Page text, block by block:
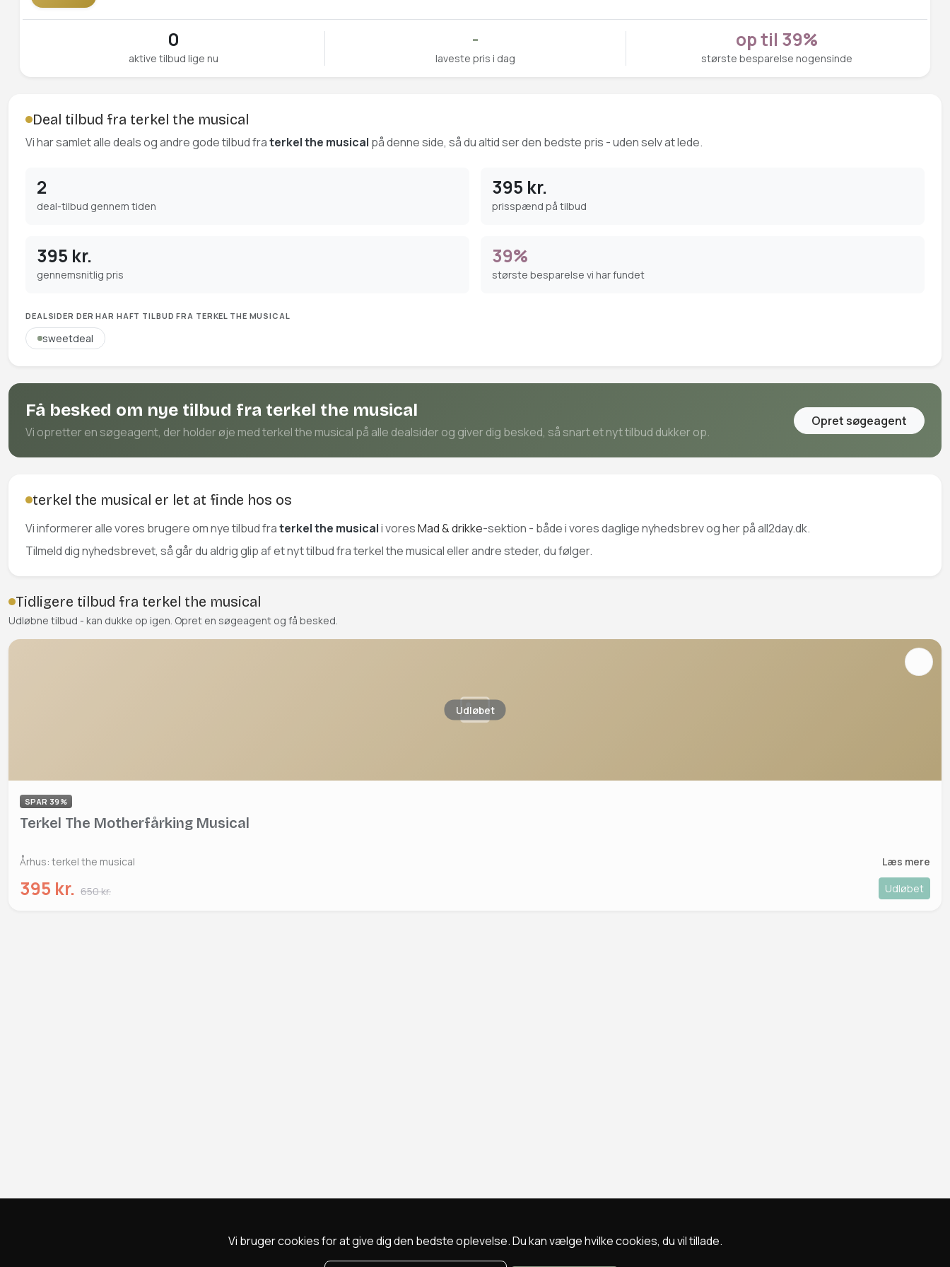
Vi bruger cookies for at give dig den bedste oplevelse. Du kan vælge hvilke cookies, du vil tillade.
0
aktive tilbud lige nu
-
laveste pris i dag
op til 39%
største besparelse nogensinde
Deal tilbud fra terkel the musical
Vi har samlet alle deals og andre gode tilbud fraterkel the musical på denne side, så du altid ser den bedste pris - uden selv at lede.
2
deal-tilbud gennem tiden
395 kr.
prisspænd på tilbud
395 kr.
gennemsnitlig pris
39%
største besparelse vi har fundet
DEALSIDER DER HAR HAFT TILBUD FRA TERKEL THE MUSICAL
sweetdeal
Få besked om nye tilbud fra terkel the musical
Vi opretter en søgeagent, der holder øje med terkel the musical på alle dealsider og giver dig besked, så snart et nyt tilbud dukker op.
Opret søgeagent
terkel the musical er let at finde hos os
Vi informerer alle vores brugere om nye tilbud fraterkel the musicali voresMad & drikke-sektion - både i vores daglige nyhedsbrev og her på all2day.dk.
Tilmeld dig nyhedsbrevet, så går du aldrig glip af et nyt tilbud fra terkel the musical eller andre steder, du følger.
Tidligere tilbud fra terkel the musical
Udløbne tilbud - kan dukke op igen. Opret en søgeagent og få besked.
Udløbet
SPAR 39%
Terkel The Motherfårking Musical
Århus: terkel the musical Læs mere
395 kr. 650 kr. Udløbet